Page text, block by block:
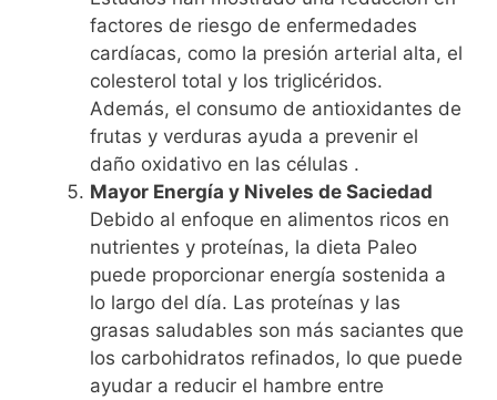
factores de riesgo de enfermedades
cardíacas, como la presión arterial alta, el
colesterol total y los triglicéridos.
Además, el consumo de antioxidantes de
frutas y verduras ayuda a prevenir el
daño oxidativo en las células .
Mayor Energía y Niveles de Saciedad
Debido al enfoque en alimentos ricos en
nutrientes y proteínas, la dieta Paleo
puede proporcionar energía sostenida a
lo largo del día. Las proteínas y las
grasas saludables son más saciantes que
los carbohidratos refinados, lo que puede
ayudar a reducir el hambre entre